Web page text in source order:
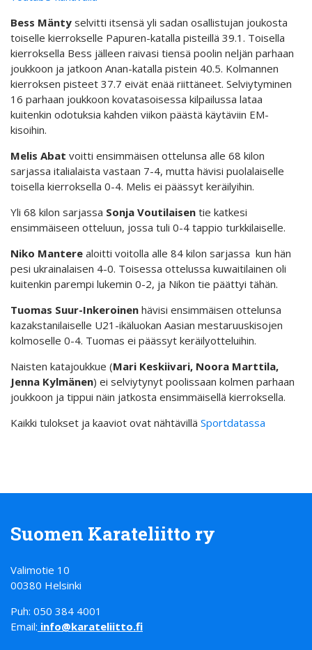
Bess Mänty selvitti itsensä yli sadan osallistujan joukosta
toiselle kierrokselle Papuren-katalla pisteillä 39.1. Toisella
kierroksella Bess jälleen raivasi tiensä poolin neljän parhaan
joukkoon ja jatkoon Anan-katalla pistein 40.5. Kolmannen
kierroksen pisteet 37.7 eivät enää riittäneet. Selviytyminen
16 parhaan joukkoon kovatasoisessa kilpailussa lataa
kuitenkin odotuksia kahden viikon päästä käytäviin EM-
kisoihin.
Melis Abat voitti ensimmäisen ottelunsa alle 68 kilon
sarjassa italialaista vastaan 7-4, mutta hävisi puolalaiselle
toisella kierroksella 0-4. Melis ei päässyt keräilyihin.
Yli 68 kilon sarjassa Sonja Voutilaisen tie katkesi
ensimmäiseen otteluun, jossa tuli 0-4 tappio turkkilaiselle.
Niko Mantere aloitti voitolla alle 84 kilon sarjassa kun hän
pesi ukrainalaisen 4-0. Toisessa ottelussa kuwaitilainen oli
kuitenkin parempi lukemin 0-2, ja Nikon tie päättyi tähän.
Tuomas Suur-Inkeroinen hävisi ensimmäisen ottelunsa
kazakstanilaiselle U21-ikäluokan Aasian mestaruuskisojen
kolmoselle 0-4. Tuomas ei päässyt keräilyotteluihin.
Naisten katajoukkue (Mari Keskiivari, Noora Marttila,
Jenna Kylmänen) ei selviytynyt poolissaan kolmen parhaan
joukkoon ja tippui näin jatkosta ensimmäisellä kierroksella.
Kaikki tulokset ja kaaviot ovat nähtävillä Sportdatassa
Suomen Karateliitto ry
Valimotie 10
00380 Helsinki
Puh: 050 384 4001
Email: info@karateliitto.fi